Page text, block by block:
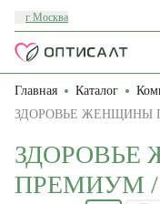
г Москва
Главная Каталог
ЗДОРОВЬЕ ЖЕНЩИНЫ
ПРЕМИУМ /